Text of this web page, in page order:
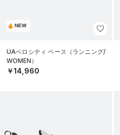
NEW
UAベロシティ ペース（ランニング/
WOMEN）
￥14,960